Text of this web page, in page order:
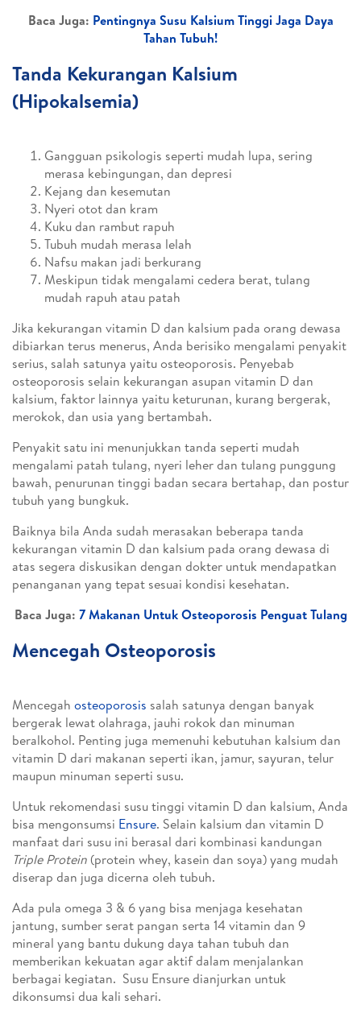
Baca Juga: Pentingnya Susu Kalsium Tinggi Jaga Daya
Tahan Tubuh!
Tanda Kekurangan Kalsium
(Hipokalsemia)
Gangguan psikologis seperti mudah lupa, sering
merasa kebingungan, dan depresi
Kejang dan kesemutan
Nyeri otot dan kram
Kuku dan rambut rapuh
Tubuh mudah merasa lelah
Nafsu makan jadi berkurang
Meskipun tidak mengalami cedera berat, tulang
mudah rapuh atau patah
Jika kekurangan vitamin D dan kalsium pada orang dewasa
dibiarkan terus menerus, Anda berisiko mengalami penyakit
serius, salah satunya yaitu osteoporosis. Penyebab
osteoporosis selain kekurangan asupan vitamin D dan
kalsium, faktor lainnya yaitu keturunan, kurang bergerak,
merokok, dan usia yang bertambah.
Penyakit satu ini menunjukkan tanda seperti mudah
mengalami patah tulang, nyeri leher dan tulang punggung
bawah, penurunan tinggi badan secara bertahap, dan postur
tubuh yang bungkuk.
Baiknya bila Anda sudah merasakan beberapa tanda
kekurangan vitamin D dan kalsium pada orang dewasa di
atas segera diskusikan dengan dokter untuk mendapatkan
penanganan yang tepat sesuai kondisi kesehatan.
Baca Juga: 7 Makanan Untuk Osteoporosis Penguat Tulang
Mencegah Osteoporosis
Mencegah osteoporosis salah satunya dengan banyak
bergerak lewat olahraga, jauhi rokok dan minuman
beralkohol. Penting juga memenuhi kebutuhan kalsium dan
vitamin D dari makanan seperti ikan, jamur, sayuran, telur
maupun minuman seperti susu.
Untuk rekomendasi susu tinggi vitamin D dan kalsium, Anda
bisa mengonsumsi Ensure. Selain kalsium dan vitamin D
manfaat dari susu ini berasal dari kombinasi kandungan
Triple Protein (protein whey, kasein dan soya) yang mudah
diserap dan juga dicerna oleh tubuh.
Ada pula omega 3 & 6 yang bisa menjaga kesehatan
jantung, sumber serat pangan serta 14 vitamin dan 9
mineral yang bantu dukung daya tahan tubuh dan
memberikan kekuatan agar aktif dalam menjalankan
berbagai kegiatan. Susu Ensure dianjurkan untuk
dikonsumsi dua kali sehari.